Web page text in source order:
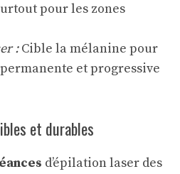
pour les zones
:Cible la mélanine pour
et progressive
et durables
d’épilation laser des